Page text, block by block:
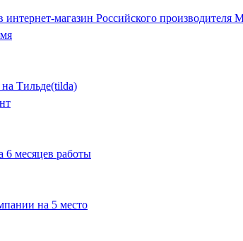
магазин Российского
Тильде(tilda)
6 месяцев работы
на 5 место